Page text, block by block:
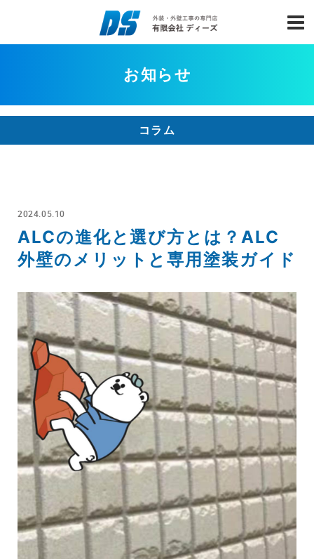
お知らせ
コラム
2024.05.10
ALCの進化と選び方とは？ALC
外壁のメリットと専用塗装ガイド